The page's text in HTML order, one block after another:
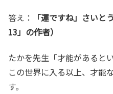
答え：
「運ですね」さい
13」の作者）
たかを先生「才能があると
この世界に入る以上、才能
す。